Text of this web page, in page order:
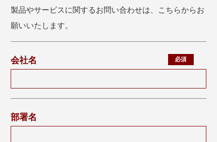
製品やサービスに関するお問い合わせは、こちらからお
願いいたします。
会社名
部署名